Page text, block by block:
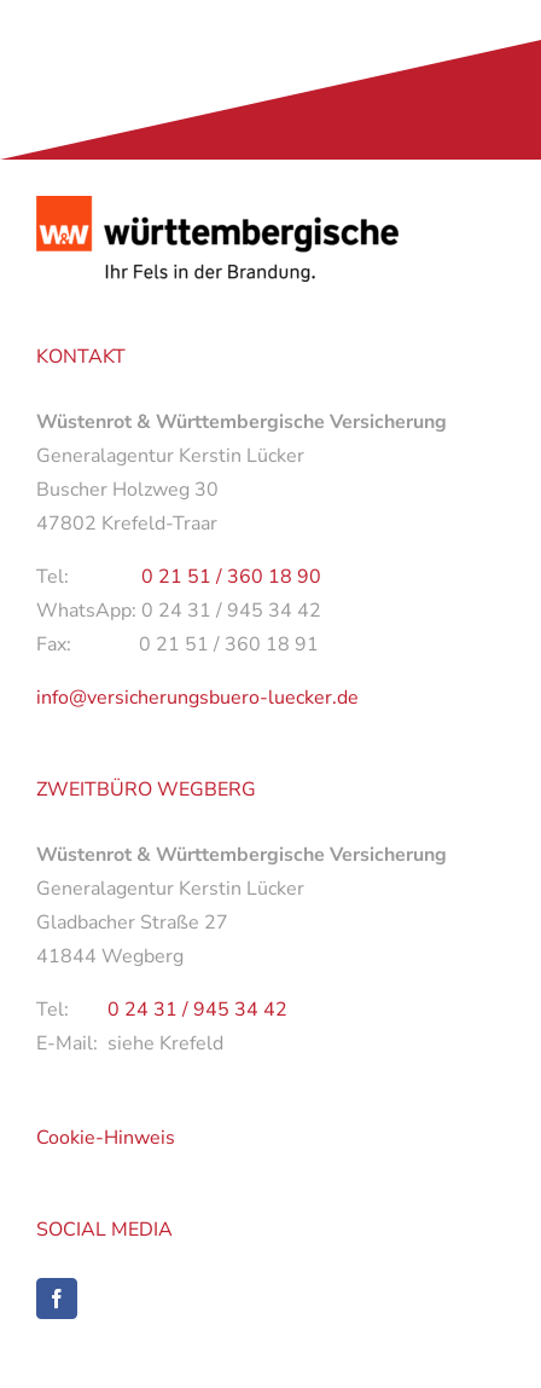
KONTAKT
Wüstenrot & Württembergische Versicherung
Generalagentur Kerstin Lücker
Buscher Holzweg 30
47802 Krefeld-Traar
Tel: 0 21 51 / 360 18 90
WhatsApp: 0 24 31 / 945 34 42
Fax: 0 21 51 / 360 18 91
info@versicherungsbuero-luecker.de
ZWEITBÜRO WEGBERG
Wüstenrot & Württembergische Versicherung
Generalagentur Kerstin Lücker
Gladbacher Straße 27
41844 Wegberg
Tel: 0 24 31 / 945 34 42
E-Mail: siehe Krefeld
Cookie-Hinweis
SOCIAL MEDIA